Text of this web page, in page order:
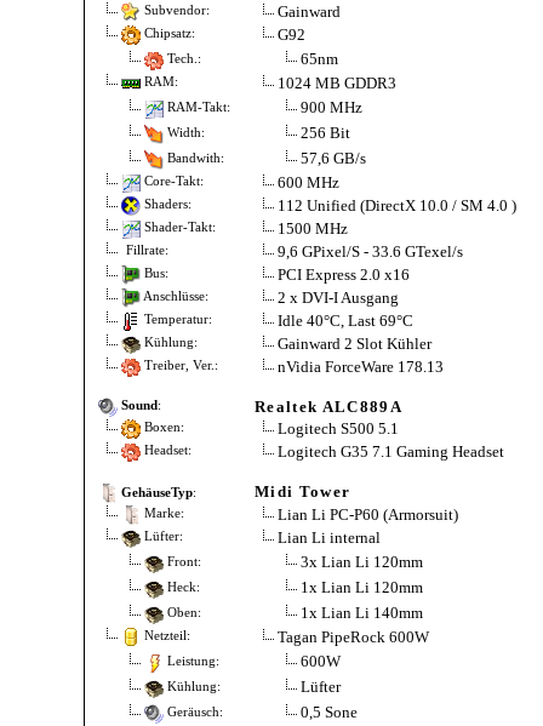
Subvendor: Gainward
Chipsatz: G92
Tech.: 65nm
RAM: 1024 MB GDDR3
RAM-Takt: 900 MHz
Width: 256 Bit
Bandwith: 57,6 GB/s
Core-Takt: 600 MHz
Shaders: 112 Unified (DirectX 10.0 / SM 4.0 )
Shader-Takt: 1500 MHz
Fillrate: 9,6 GPixel/S - 33.6 GTexel/s
Bus: PCI Express 2.0 x16
Anschlüsse: 2 x DVI-I Ausgang
Temperatur: Idle 40°C, Last 69°C
Kühlung: Gainward 2 Slot Kühler
Treiber, Ver.: nVidia ForceWare 178.13
Sound: Realtek ALC889A
Boxen: Logitech S500 5.1
Headset: Logitech G35 7.1 Gaming Headset
GehäuseTyp: Midi Tower
Marke: Lian Li PC-P60 (Armorsuit)
Lüfter: Lian Li internal
Front: 3x Lian Li 120mm
Heck: 1x Lian Li 120mm
Oben: 1x Lian Li 140mm
Netzteil: Tagan PipeRock 600W
Leistung: 600W
Kühlung: Lüfter
Geräusch: 0,5 Sone